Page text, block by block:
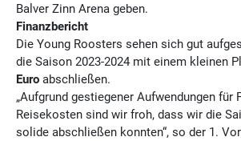
Balver Zinn Arena geben.
Finanzbericht
Die Young Roosters sehen sich gut
die Saison 2023-2024 mit einem kleinen
Euro abschließen.
„Aufgrund gestiegener Aufwendungen für
Reisekosten sind wir froh, dass wir die
solide abschließen konnten“, so der 1.